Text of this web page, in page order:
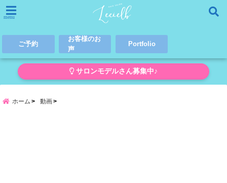
menu
ご予約
お客様のお
声
Portfolio
サロンモデルさん募集中♪
ホーム 動画